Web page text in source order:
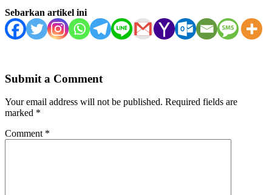
Sebarkan artikel ini
Submit a Comment
Your email address will not be published. Required fields are
marked *
Comment *